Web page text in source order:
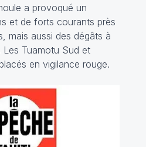
a provoqué un
et de forts courants près
mais aussi des dégâts à
Les Tuamotu Sud et
en vigilance rouge.